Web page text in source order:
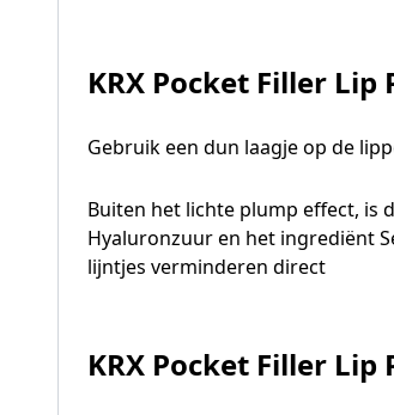
KRX Pocket Filler
Gebruik een dun laagje op de
Buiten het lichte plump effect, is
Hyaluronzuur en het ingrediënt
lijntjes verminderen direct
KRX Pocket Filler